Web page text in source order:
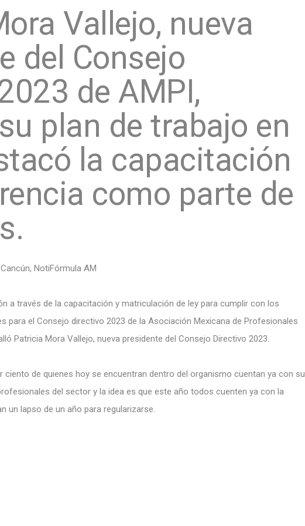
Vallejo, nueva
del Consejo
de AMPI,
plan de trabajo en
la capacitación
como parte de
Cancún, NotiFórmula AM
a través de la capacitación y matriculación de ley para cumplir con los
para el Consejo directivo 2023 de la Asociación Mexicana de Profesionales
Patricia Mora Vallejo, nueva presidente del Consejo Directivo 2023.
ciento de quienes hoy se encuentran dentro del organismo cuentan ya con su
del sector y la idea es que este año todos cuenten ya con la
un lapso de un año para regularizarse.